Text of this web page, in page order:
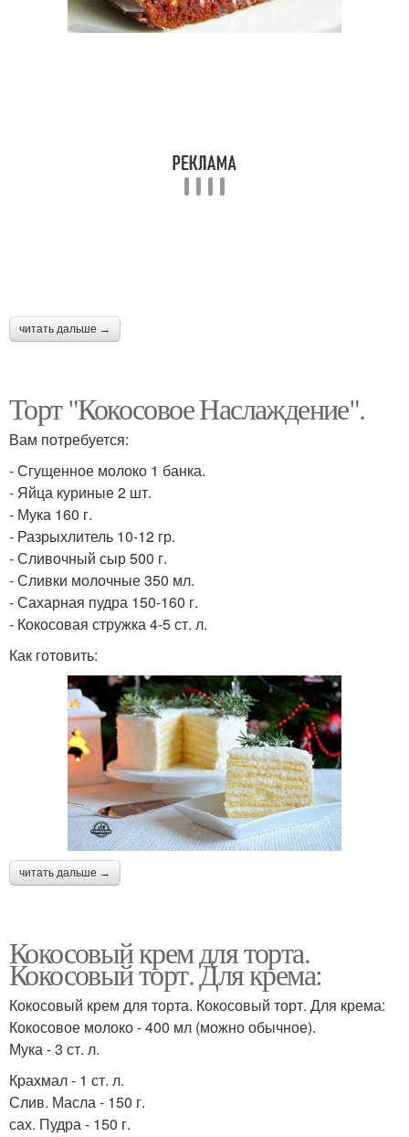
читать дальше →
Торт "Кокосовое Наслаждение".
Вам потребуется:
- Сгущенное молоко 1 банка.
- Яйца куриные 2 шт.
- Мука 160 г.
- Разрыхлитель 10-12 гр.
- Сливочный сыр 500 г.
- Сливки молочные 350 мл.
- Сахарная пудра 150-160 г.
- Кокосовая стружка 4-5 ст. л.
Как готовить:
читать дальше →
Кокосовый крем для торта.
Кокосовый торт. Для крема:
Кокосовый крем для торта. Кокосовый торт. Для крема:
Кокосовое молоко - 400 мл (можно обычное).
Мука - 3 ст. л.
Крахмал - 1 ст. л.
Слив. Масла - 150 г.
сах. Пудра - 150 г.